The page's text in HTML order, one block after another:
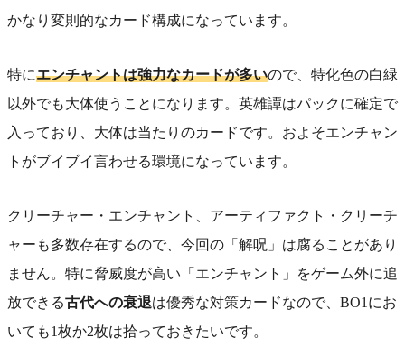
かなり変則的なカード構成になっています。
特にエンチャントは強力なカードが多いので、特化色の白緑
以外でも大体使うことになります。英雄譚はパックに確定で
入っており、大体は当たりのカードです。およそエンチャン
トがブイブイ言わせる環境になっています。
クリーチャー・エンチャント、アーティファクト・クリーチ
ャーも多数存在するので、今回の「解呪」は腐ることがあり
ません。特に脅威度が高い「エンチャント」をゲーム外に追
放できる古代への衰退は優秀な対策カードなので、BO1にお
いても1枚か2枚は拾っておきたいです。